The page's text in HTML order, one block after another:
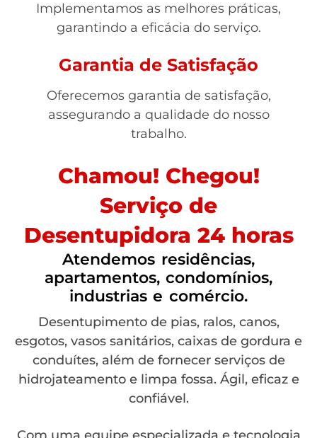
Implementamos as melhores práticas,
garantindo a eficácia do serviço.
Garantia de Satisfação
Oferecemos garantia de satisfação,
assegurando a qualidade do nosso
trabalho.
Chamou! Chegou!
Serviço de
Desentupidora 24 horas
Atendemos residências,
apartamentos, condomínios,
industrias e comércio.
Desentupimento de pias, ralos, canos,
esgotos, vasos sanitários, caixas de gordura e
conduítes, além de fornecer serviços de
hidrojateamento e limpa fossa. Ágil, eficaz e
confiável.